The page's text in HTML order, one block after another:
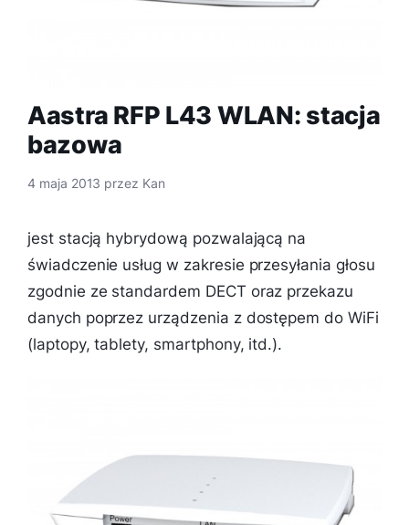
Aastra RFP L43 WLAN: stacja
bazowa
4 maja 2013 przez Kan
jest stacją hybrydową pozwalającą na
świadczenie usług w zakresie przesyłania głosu
zgodnie ze standardem DECT oraz przekazu
danych poprzez urządzenia z dostępem do WiFi
(laptopy, tablety, smartphony, itd.).